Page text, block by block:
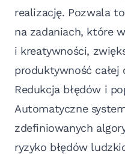
realizację. Pozwala
na zadaniach, które
i kreatywności,
produktywność całej
Redukcja błędów i
Automatyczne
zdefiniowanych
ryzyko błędów